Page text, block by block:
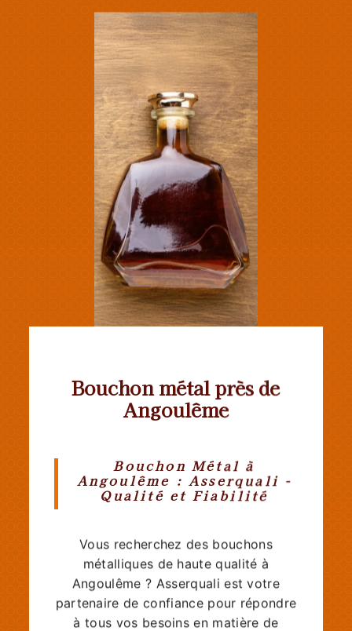
Bouchon métal près de
Angoulême
Bouchon Métal à
Angoulême : Asserquali -
Qualité et Fiabilité
Vous recherchez des bouchons
métalliques de haute qualité à
Angoulême ? Asserquali est votre
partenaire de confiance pour répondre
à tous vos besoins en matière de